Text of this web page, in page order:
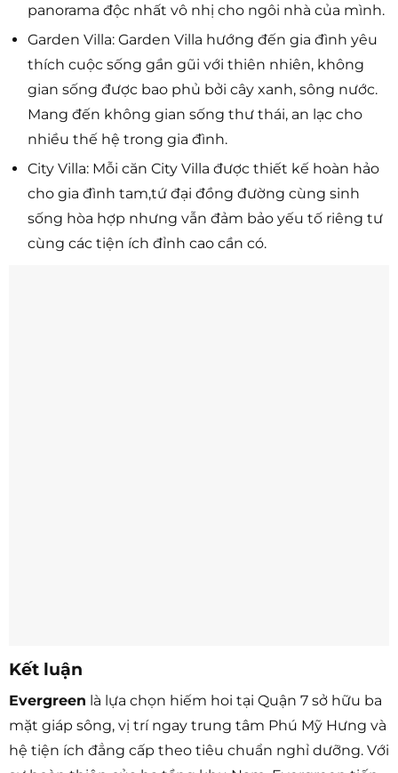
panorama độc nhất vô nhị cho ngôi nhà của mình.
Garden Villa: Garden Villa hướng đến gia đình yêu
thích cuộc sống gần gũi với thiên nhiên, không
gian sống được bao phủ bởi cây xanh, sông nước.
Mang đến không gian sống thư thái, an lạc cho
nhiều thế hệ trong gia đình.
City Villa: Mỗi căn City Villa được thiết kế hoàn hảo
cho gia đình tam,tứ đại đồng đường cùng sinh
sống hòa hợp nhưng vẫn đảm bảo yếu tố riêng tư
cùng các tiện ích đỉnh cao cần có.
Kết luận
Evergreen là lựa chọn hiếm hoi tại Quận 7 sở hữu ba
mặt giáp sông, vị trí ngay trung tâm Phú Mỹ Hưng và
hệ tiện ích đẳng cấp theo tiêu chuẩn nghỉ dưỡng. Với